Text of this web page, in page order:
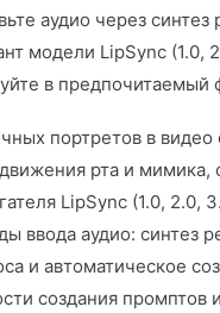
аудио через
модели LipSync
в предпочитаемый
портретов в
рта и мимика,
LipSync (1.0,
ввода аудио: синтез
и автоматическое
создания промптов